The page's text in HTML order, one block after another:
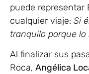
puede representar
cualquier viaje: Si
tranquilo porque
Al finalizar sus
Roca, Angélica